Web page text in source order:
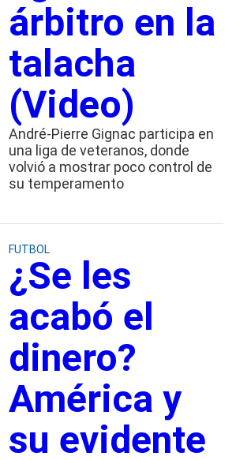
árbitro en la
talacha
(Video)
André-Pierre Gignac participa en
una liga de veteranos, donde
volvió a mostrar poco control de
su temperamento
FUTBOL
¿Se les
acabó el
dinero?
América y
su evidente